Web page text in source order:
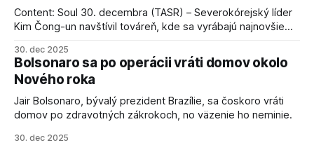
Content: Soul 30. decembra (TASR) – Severokórejský líder
Kim Čong-un navštívil továreň, kde sa vyrábajú najnovšie
schopnosti. Informovali o tom štátne médiá KĽDR, na ktoré
sa odvoláva agentúra AFP.
30. dec 2025
Bolsonaro sa po operácii vráti domov okolo
Nového roka
Jair Bolsonaro, bývalý prezident Brazílie, sa čoskoro vráti
domov po zdravotných zákrokoch, no väzenie ho neminie.
30. dec 2025